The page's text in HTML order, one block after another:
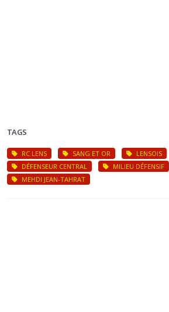
TAGS
RC LENS SANG ET OR
LENSOIS
DÉFENSEUR CENTRAL
MILIEU DÉFENSIF
MEHDI JEAN-TAHRAT